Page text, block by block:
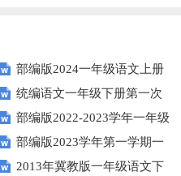
部编版2024一年级语文上册
第一单元检测卷
统编语文一年级下册第一次
月考测试题6
部编版2022-2023学年一年级
语文下册期中复习卷
部编版2023学年第一学期一
年级语文期中综合试卷
2013年冀教版一年级语文下